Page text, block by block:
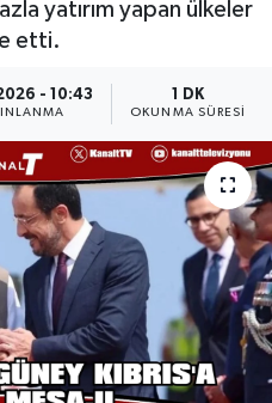
yatırım yapan ülkeler
etti.
- 10:43 1 DK
OKUNMA SÜRESI